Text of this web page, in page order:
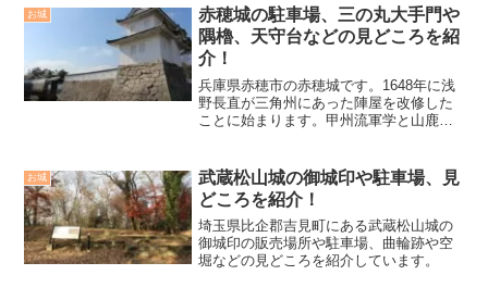
藤ら数百人が籠城しますが、三ヶ月の攻
防の末落城しました。...
お城
赤穂城の駐車場、三の丸大手門や
隅櫓、天守台などの見どころを紹
介！
兵庫県赤穂市の赤穂城です。1648年に浅
野長直が三角州にあった陣屋を改修した
ことに始まります。甲州流軍学と山鹿流
す。本丸に天守台が築かれますが、幕府
の許可が降りなかった為...
お城
武蔵松山城の御城印や駐車場、見
どころを紹介！
埼玉県比企郡吉見町にある武蔵松山城の
御城印の販売場所や駐車場、曲輪跡や空
堀などの見どころを紹介しています。